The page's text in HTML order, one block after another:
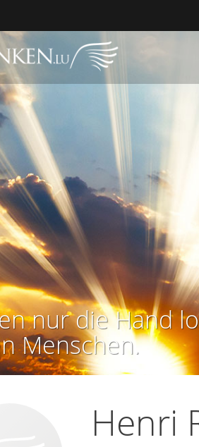
nur die Hand
Menschen.
Henri